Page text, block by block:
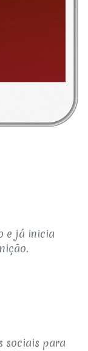
e já inicia
sociais para